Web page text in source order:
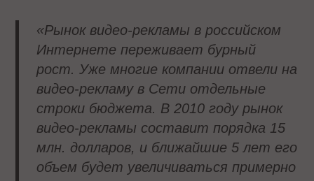
«Рынок видео-рекламы в российском
Интернете переживает бурный
рост. Уже многие компании отвели на
видео-рекламу в Сети отдельные
строки бюджета. В 2010 году рынок
видео-рекламы составит порядка 15
млн. долларов, и ближайшие 5 лет его
объем будет увеличиваться примерно